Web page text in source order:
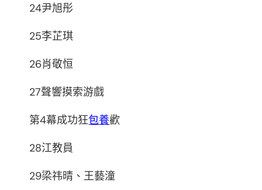
24尹旭彤
25李芷琪
26肖敬恒
27聲響摸索游戲
第4幕成功狂包養歡
28江教員
29梁祎晴、王藝潼